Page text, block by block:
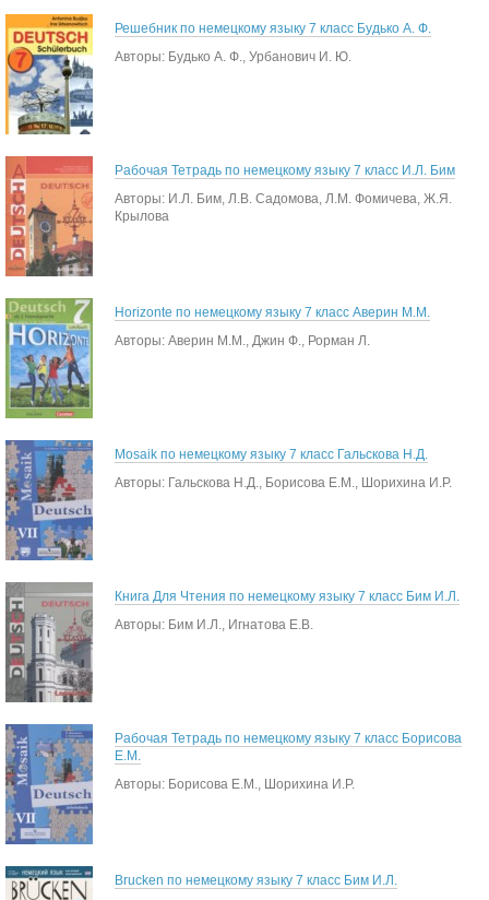
Решебник по немецкому языку 7 класс Будько А. Ф.
Авторы: Будько А. Ф., Урбанович И. Ю.
Рабочая Тетрадь по немецкому языку 7 класс И.Л. Бим
Авторы: И.Л. Бим, Л.В. Садомова, Л.М. Фомичева, Ж.Я.
Крылова
Horizonte по немецкому языку 7 класс Аверин М.М.
Авторы: Аверин М.М., Джин Ф., Рорман Л.
Mosaik по немецкому языку 7 класс Гальскова Н.Д.
Авторы: Гальскова Н.Д., Борисова Е.М., Шорихина И.Р.
Книга Для Чтения по немецкому языку 7 класс Бим И.Л.
Авторы: Бим И.Л., Игнатова Е.В.
Рабочая Тетрадь по немецкому языку 7 класс Борисова
Е.М.
Авторы: Борисова Е.М., Шорихина И.Р.
Brucken по немецкому языку 7 класс Бим И.Л.